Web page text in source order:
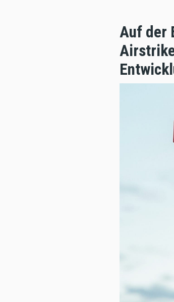
Auf der